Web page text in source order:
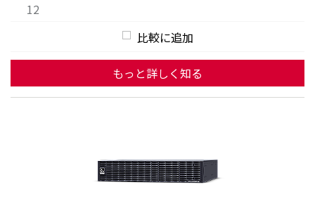
12
比較に追加
もっと詳しく知る